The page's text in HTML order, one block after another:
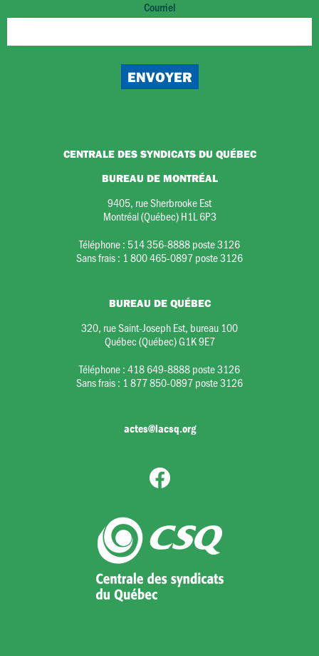
Courriel
CENTRALE DES SYNDICATS DU QUÉBEC
BUREAU DE MONTRÉAL
9405, rue Sherbrooke Est
Montréal (Québec) H1L 6P3
Téléphone : 514 356-8888 poste 3126
Sans frais : 1 800 465-0897 poste 3126
BUREAU DE QUÉBEC
320, rue Saint-Joseph Est, bureau 100
Québec (Québec) G1K 9E7
Téléphone :418 649-8888 poste 3126
Sans frais : 1 877 850-0897 poste 3126
actes@lacsq.org